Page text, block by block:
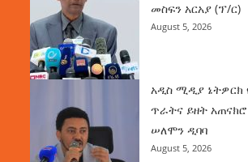
መስፍን አርአያ (ፕ/ር)
August 5, 2026
አዲስ ሚዲያ ኔትዎርክ
ጥራትና ይዘት
ሠለሞን ዲባባ
August 5, 2026